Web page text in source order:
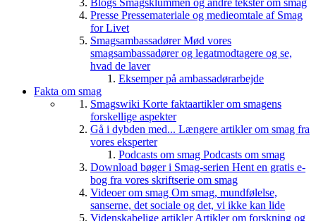
Blogs Smagsklummen og andre tekster om smag
Presse Pressemateriale og medieomtale af Smag
for Livet
SmagsambassadørerMød vores
smagsambassadører og legatmodtagere og se,
hvad de laver
Eksemper på ambassadørarbejde
Fakta om smag
Smagswiki Korte faktaartikler om smagens
forskellige aspekter
Gå i dybden med... Længere artikler om smag fra
vores eksperter
Podcasts om smag Podcasts om smag
Download bøger i Smag-serien Hent en gratis e-
bog fra vores skriftserie om smag
Videoer om smag Om smag, mundfølelse,
sanserne, det sociale og det, vi ikke kan lide
Videnskabelige artiklerArtikler om forskning og